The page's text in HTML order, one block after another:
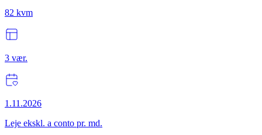
82 kvm
3 vær.
1.11.2026
Leje ekskl. a conto pr. md.